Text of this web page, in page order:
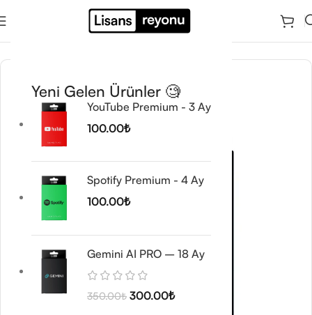
Yeni Gelen Ürünler 🧐
YouTube Premium - 3 Ay
100.00₺
Spotify Premium - 4 Ay
100.00₺
Gemini AI PRO – 18 Ay
350.00₺ 300.00₺
Antivirüs & VPN Lisansları/Antivirüs Yazılımları